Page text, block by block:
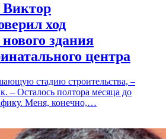
ход
здания
центра
стадию строительства, –
– Осталось полтора месяца до
Меня, конечно,…